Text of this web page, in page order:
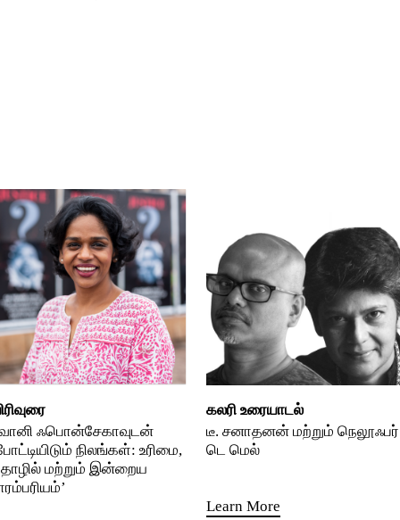
ஃபொன்சேகாவுடன்
நிலங்கள்: உரிமை,
மற்றும் இன்றைய
கலரி உரையாடல்
டீ. சனாதனன் மற்றும் நெலூஃபர்
டெ மெல்
Learn More